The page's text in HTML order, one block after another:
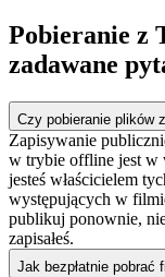
Pobieranie z
zadawane
Czy pobieranie plików
Zapisywanie
w trybie offline jest w
jesteś właścicielem
występujących w
publikuj ponownie,
zapisałeś.
Jak bezpłatnie